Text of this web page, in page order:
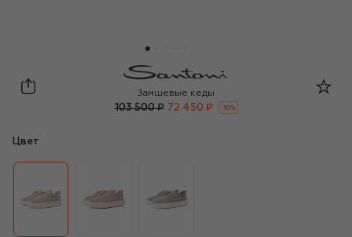
Santoni
Замшевые кеды
103 500 ₽ 72 450 ₽ -30%
Цвет